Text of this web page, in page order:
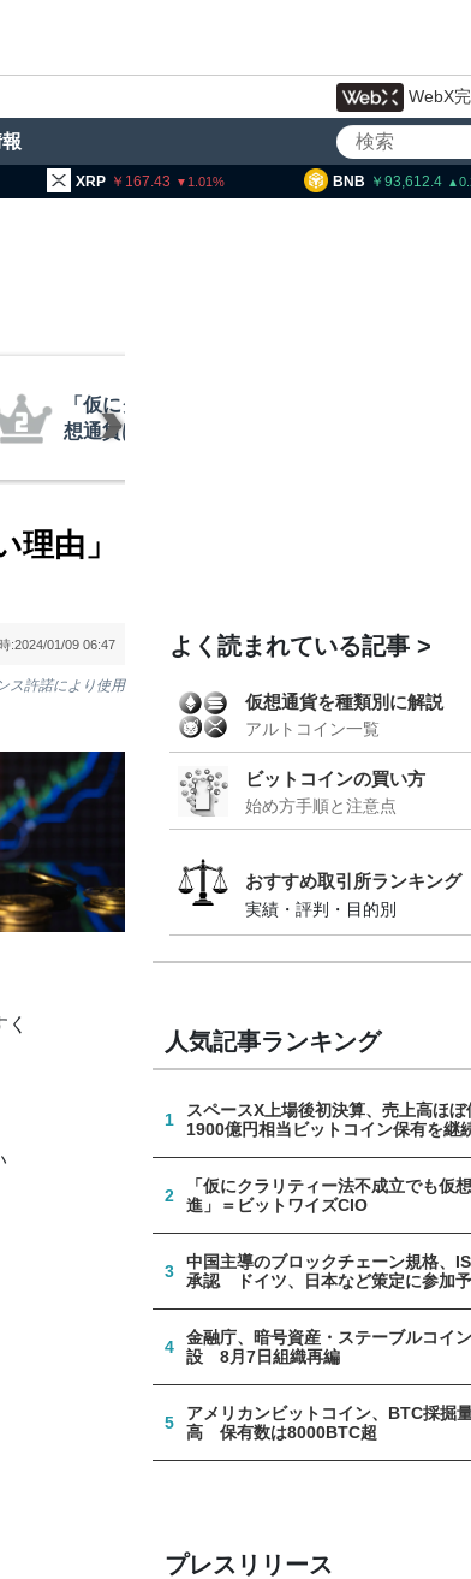
WebX
1.01 BNB 0.22
中国主導のブロックチェーン規格、
ISOが新規承認 ドイツ、日本など
由」
:2024/01/09 06:47
ス許諾により使用
よく読まれている記事
仮想通貨を種類別に解説
アルトコイン一覧
ビットコインの買い方
始め方手順と注意点
おすすめ取引所ランキング
実績・評判・目的別
人気記事ランキング
1
スペースX上場後初決算、売上高ほ
1900億円相当ビットコイン保有を継
2
「仮にクラリティー法不成立でも仮
進」＝ビットワイズCIO
3
中国主導のブロックチェーン規格、
承認 ドイツ、日本など策定に参加
4
金融庁、暗号資産・ステーブルコイ
設 8月7日組織再編
5
アメリカンビットコイン、BTC採掘
高 保有数は8000BTC超
プレスリリース